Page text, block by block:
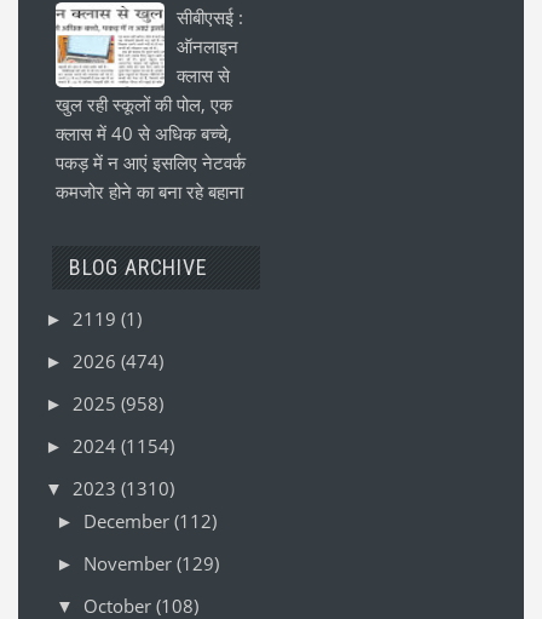
सीबीएसई :
ऑनलाइन
क्लास से
खुल रही स्कूलों की पोल, एक
क्लास में 40 से अधिक बच्चे,
पकड़ में न आएं इसलिए नेटवर्क
कमजोर होने का बना रहे बहाना
BLOG ARCHIVE
► 2119 (1)
► 2026 (474)
► 2025 (958)
► 2024 (1154)
▼ 2023 (1310)
► December (112)
► November (129)
▼ October (108)